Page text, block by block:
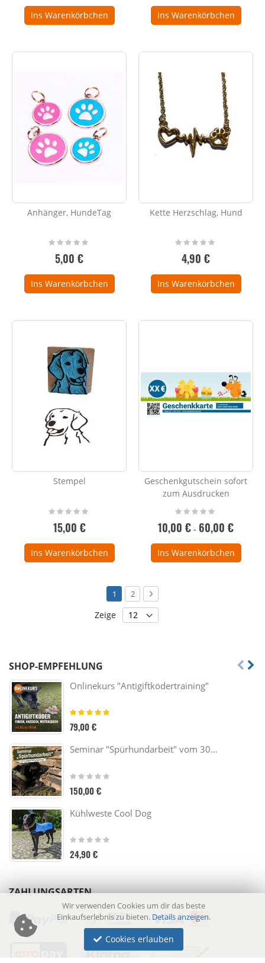
Wir verwenden Cookies um dir das beste
Einkaufserlebnis zu bieten. Details anzeigen.
Cookies erlauben
Ins Warenkörbchen Ins Warenkörbchen
Anhänger, HundeTag
Rating:
5,00 €
Ins Warenkörbchen
Kette Herzschlag, Hund
Rating:
4,90 €
Ins Warenkörbchen
Stempel
Rating:
0%
15,00 €
Ins Warenkörbchen
Geschenkgutschein sofort
zum Ausdrucken
Rating:
0%
10,00 € - 60,00 €
Ins Warenkörbchen
Seite
Sie lesen gerade die Seite
1 Seite
2 Seite
Weiter
Zeige
SHOP-EMPFEHLUNG
Onlinekurs "Antigiftködertraining"
Bewertung:
100%
79,00 €
Seminar "Spürhundarbeit" vom 30.10. - 01.11.26
Rating:
0%
150,00 €
Kühlweste Cool Dog
Rating:
0%
24,90 €
ZAHLUNGSARTEN